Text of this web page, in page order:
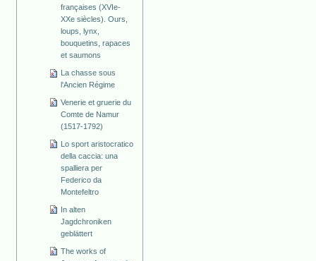
françaises (XVIe-
XXe siècles). Ours,
loups, lynx,
bouquetins, rapaces
et saumons
La chasse sous
l'Ancien Régime
Venerie et gruerie du
Comte de Namur
(1517-1792)
Lo sport aristocratico
della caccia: una
spalliera per
Federico da
Montefeltro
In alten
Jagdchroniken
geblättert
The works of